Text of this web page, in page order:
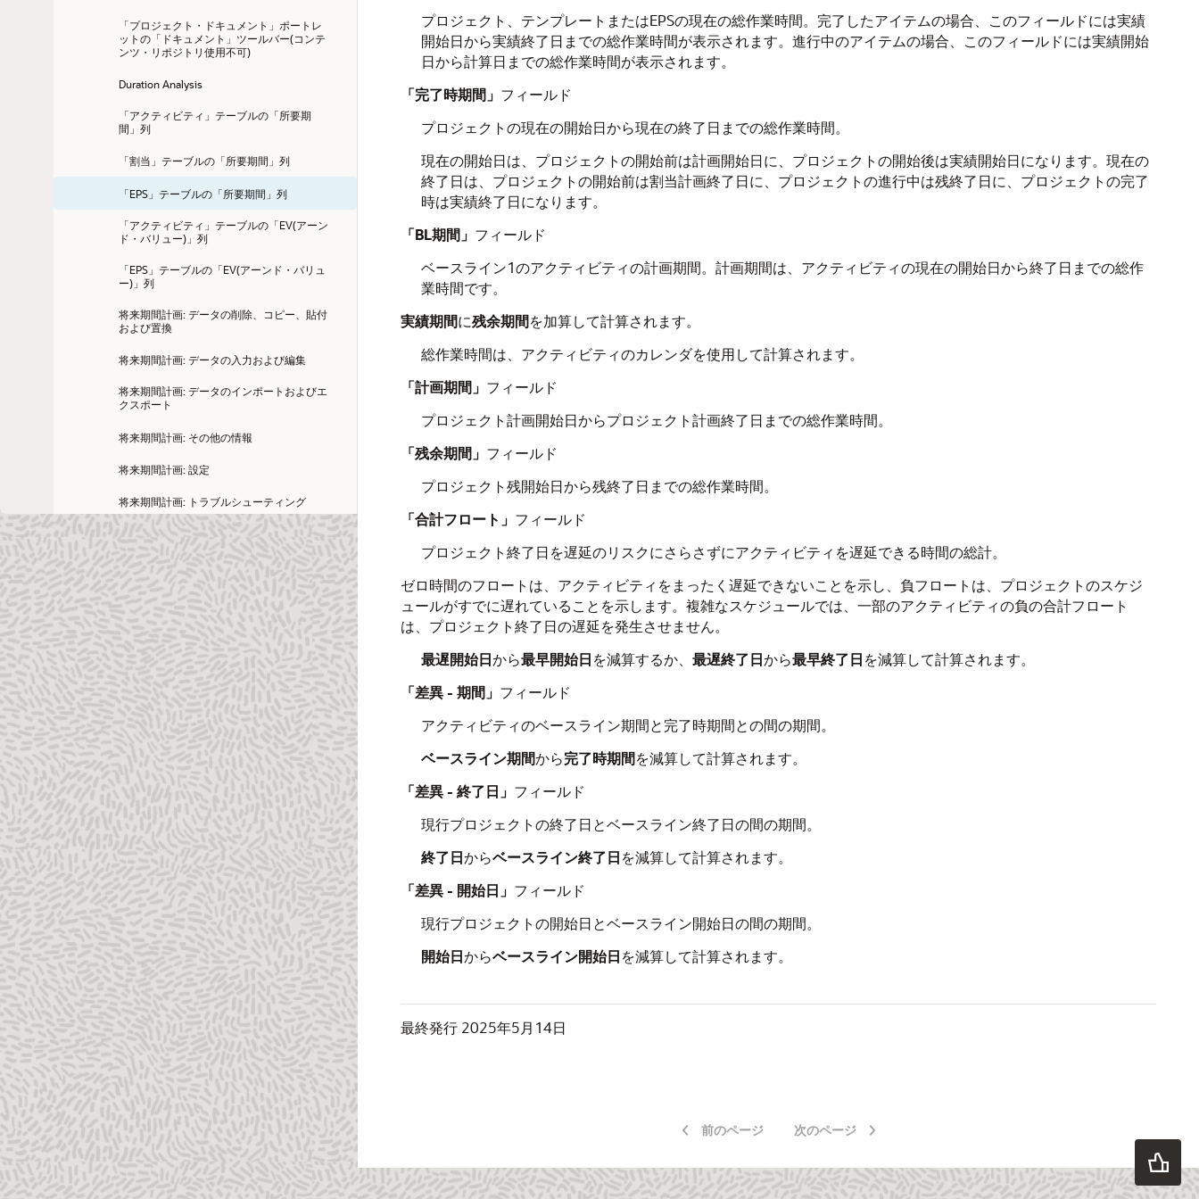
「プロジェクト・ドキュメント」ポートレ
ットの「ドキュメント」ツールバー(コンテ
ンツ・リポジトリ使用不可)
Duration Analysis
「アクティビティ」テーブルの「所要期
間」列
「割当」テーブルの「所要期間」列
「EPS」テーブルの「所要期間」列
「アクティビティ」テーブルの「EV(アーン
ド・バリュー)」列
「EPS」テーブルの「EV(アーンド・バリュ
ー)」列
将来期間計画: データの削除、コピー、貼付
および置換
将来期間計画: データの入力および編集
将来期間計画: データのインポートおよびエ
クスポート
将来期間計画: その他の情報
将来期間計画: 設定
将来期間計画: トラブルシューティング
プロジェクト、テンプレートまたはEPSの現在の総作業時間。完了したアイテムの場合、このフィールドには実績
開始日から実績終了日までの総作業時間が表示されます。進行中のアイテムの場合、このフィールドには実績開始
日から計算日までの総作業時間が表示されます。
「完了時期間」 フィールド
プロジェクトの現在の開始日から現在の終了日までの総作業時間。
現在の開始日は、プロジェクトの開始前は計画開始日に、プロジェクトの開始後は実績開始日になります。現在の
終了日は、プロジェクトの開始前は割当計画終了日に、プロジェクトの進行中は残終了日に、プロジェクトの完了
時は実績終了日になります。
「BL期間」 フィールド
ベースライン1のアクティビティの計画期間。計画期間は、アクティビティの現在の開始日から終了日までの総作
業時間です。
実績期間に残余期間を加算して計算されます。
総作業時間は、アクティビティのカレンダを使用して計算されます。
「計画期間」 フィールド
プロジェクト計画開始日からプロジェクト計画終了日までの総作業時間。
「残余期間」 フィールド
プロジェクト残開始日から残終了日までの総作業時間。
「合計フロート」 フィールド
プロジェクト終了日を遅延のリスクにさらさずにアクティビティを遅延できる時間の総計。
ゼロ時間のフロートは、アクティビティをまったく遅延できないことを示し、負フロートは、プロジェクトのスケジ
ュールがすでに遅れていることを示します。複雑なスケジュールでは、一部のアクティビティの負の合計フロート
は、プロジェクト終了日の遅延を発生させません。
最遅開始日から最早開始日を減算するか、 最遅終了日から最早終了日を減算して計算されます。
「差異 - 期間」 フィールド
アクティビティのベースライン期間と完了時期間との間の期間。
ベースライン期間から完了時期間を減算して計算されます。
「差異 - 終了日」 フィールド
現行プロジェクトの終了日とベースライン終了日の間の期間。
終了日からベースライン終了日を減算して計算されます。
「差異 - 開始日」 フィールド
現行プロジェクトの開始日とベースライン開始日の間の期間。
開始日からベースライン開始日を減算して計算されます。
最終発行 2025年5月14日
前のページ 次のページ